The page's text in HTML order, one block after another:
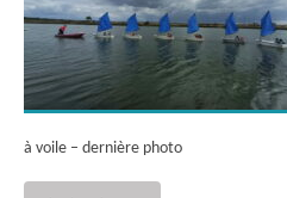
à voile – dernière photo